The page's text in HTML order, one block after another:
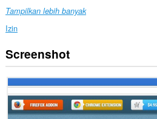
Tampilkan lebih banyak
Izin
Ekstensi
ini
mengakses
data
Anda
di
Screenshot